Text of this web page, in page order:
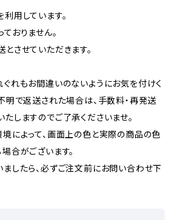
用しています。
おりません。
させていただきます。
れもお間違いのないようにお気を付けく
明で返送された場合は、手数料・再発送
しますのでご了承くださいませ。
によって、画面上の色と実際の商品の色
合がございます。
したら、必ずご注文前にお問い合わせ下